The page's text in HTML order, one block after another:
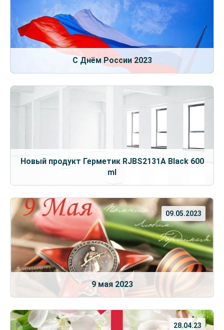
С Днём России 2023
Новый продукт Герметик RJBS2131A Black 600
ml
09.05.2023
9 мая 2023
28.04.23